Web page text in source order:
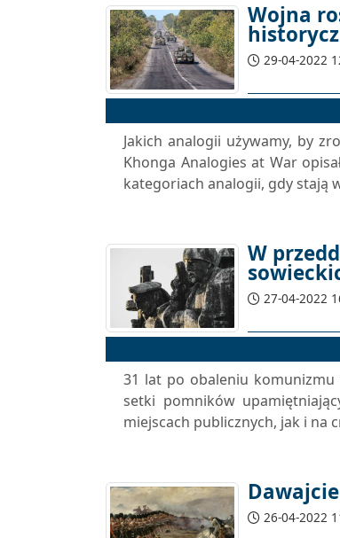
Wojna
29-04-2022
Jakich analogii używamy, by
Khonga Analogies at War
kategoriach analogii, gdy stają
W
27-04-2022
31 lat po obaleniu
setki pomników
miejscach publicznych, jak i na
26-04-2022